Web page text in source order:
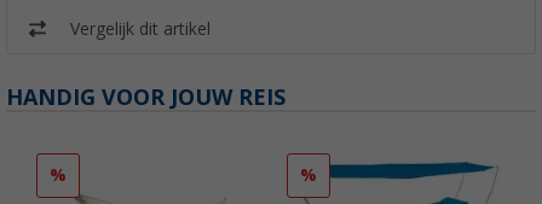
Vergelijk dit artikel
HANDIG VOOR JOUW REIS
% %